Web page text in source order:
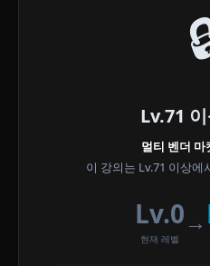
Lv.71
멀티 벤더
이 강의는 Lv.71 이상에
Lv.0
현재 레벨
→